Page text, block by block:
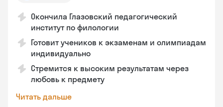
Окончила Глазовский педагогический
институт по филологии
Готовит учеников к экзаменам и олимпиадам
индивидуально
Стремится к высоким результатам через
любовь к предмету
Читать дальше